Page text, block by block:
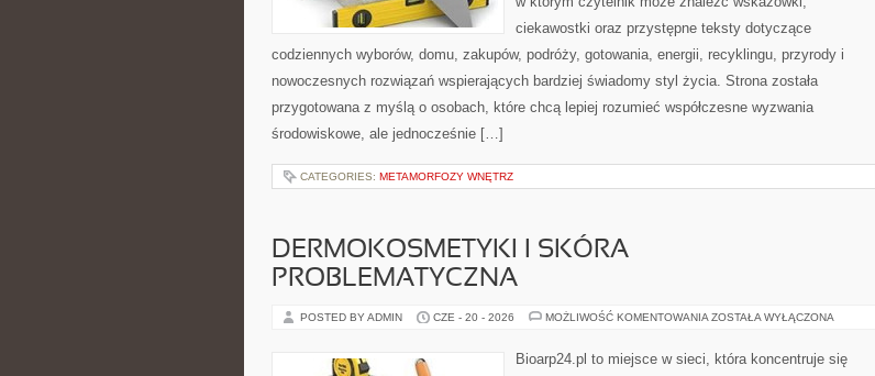
ciekawostki oraz przystępne teksty dotyczące
codziennych wyborów, domu, zakupów, podróży, gotowania, energii, recyklingu, przyrody i
nowoczesnych rozwiązań wspierających bardziej świadomy styl życia. Strona została
przygotowana z myślą o osobach, które chcą lepiej rozumieć współczesne wyzwania
środowiskowe, ale jednocześnie […]
CATEGORIES: METAMORFOZY WNĘTRZ
DERMOKOSMETYKI I SKÓRA
PROBLEMATYCZNA
POSTED BY ADMIN CZE - 20 - 2026 MOŻLIWOŚĆ KOMENTOWANIA DERMOKOSMETYKI
PROBLEMATYCZNA
ZOSTAŁA WYŁĄCZONA
Bioarp24.pl to miejsce w sieci, która koncentruje się